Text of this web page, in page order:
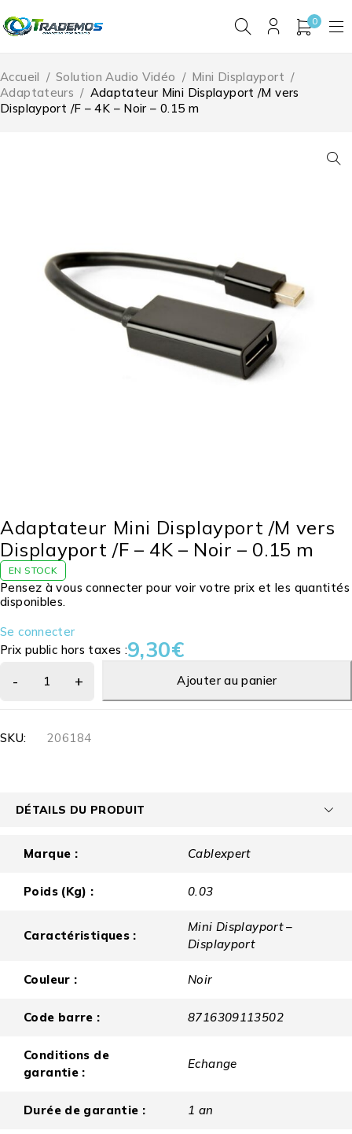
0
Accueil / Solution Audio Vidéo / Mini Displayport /
Adaptateurs / Adaptateur Mini Displayport /M vers
Displayport /F – 4K – Noir – 0.15 m
Adaptateur Mini Displayport /M vers
Displayport /F – 4K – Noir – 0.15 m
EN STOCK
Pensez à vous connecter pour voir votre prix et les quantités
disponibles.
Se connecter
Prix public hors taxes :9,30€
Ajouter au panier
SKU: 206184
DÉTAILS DU PRODUIT
Marque : Cablexpert
Poids (Kg) : 0.03
Caractéristiques :
Mini Displayport –
Displayport
Couleur : Noir
Code barre : 8716309113502
Conditions de
garantie :
Echange
Durée de garantie : 1 an